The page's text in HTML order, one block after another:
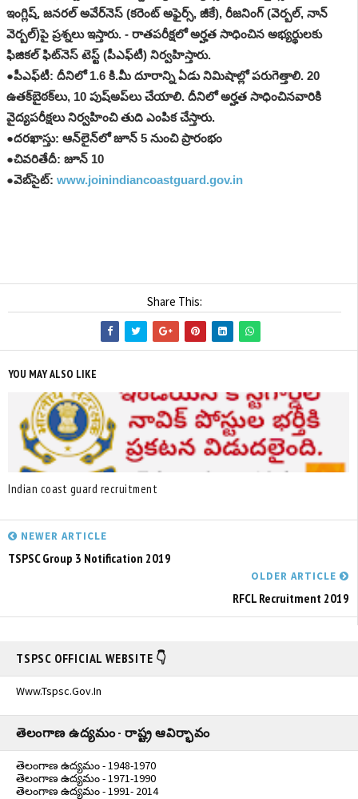
ఇంగ్లిష్, జనరల్ అవేర్‌నెస్ (కరెంట్ అఫైర్స్, జీకే), రీజనింగ్ (వెర్బల్, నాన్
వెర్బల్)పై ప్రశ్నలు ఇస్తారు. - రాతపరీక్షలో అర్హత సాధించిన అభ్యర్థులకు
ఫిజికల్ ఫిట్‌నెస్ టెస్ట్ (పీఎఫ్‌టీ) నిర్వహిస్తారు.
●పీఎఫ్‌టీ: దీనిలో 1.6 కి.మీ దూరాన్ని ఏడు నిమిషాల్లో పరుగెత్తాలి. 20
ఉతక్‌బైఠక్‌లు, 10 పుష్‌అప్‌లు చేయాలి. దీనిలో అర్హత సాధించినవారికి
వైద్యపరీక్షలు నిర్వహించి తుది ఎంపిక చేస్తారు.
●దరఖాస్తు: ఆన్‌లైన్‌లో జూన్ 5 నుంచి ప్రారంభం
●చివరితేదీ: జూన్ 10
●వెబ్‌సైట్: www.joinindiancoastguard.gov.in
Share This:
YOU MAY ALSO LIKE
Indian coast guard recruitment
NEWER ARTICLE
TSPSC Group 3 Notification 2019
OLDER ARTICLE
RFCL Recruitment 2019
TSPSC OFFICIAL WEBSITE 👇
Www.tspsc.gov.in
తెలంగాణ ఉద్యమం - రాష్ట్ర ఆవిర్భావం
తెలంగాణ ఉద్యమం - 1948-1970
తెలంగాణ ఉద్యమం - 1971-1990
తెలంగాణ ఉద్యమం - 1991- 2014